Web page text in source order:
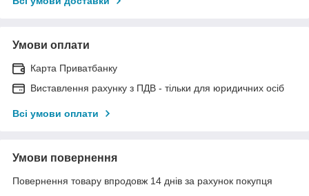
Умови оплати
Карта Приватбанку
Виставлення рахунку з ПДВ - тільки для юридичних осіб
Всі умови оплати
Умови повернення
Повернення товару впродовж 14 днів за рахунок покупця